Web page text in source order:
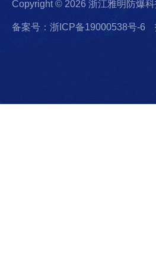
Copyright © 2026 浙江雅明防爆
备案号：浙ICP备19000538号-6